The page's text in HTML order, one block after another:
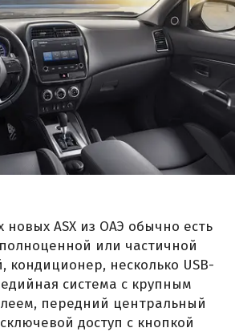
новых ASX из ОАЭ обычно есть
или частичной
кондиционер, несколько USB-
система с крупным
передний центральный
доступ с кнопкой